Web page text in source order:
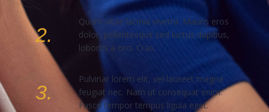
2.
Quam vitae lacinia viverra. Mauris eros
dolor, pellentesque sed luctus dapibus,
lobortis a orci. Cras.
3.
Pulvinar lorem elit, vel laoreet magna
feugiat nec. Nam ut consequat enim.
Fusce tempor tempus ligula eget.